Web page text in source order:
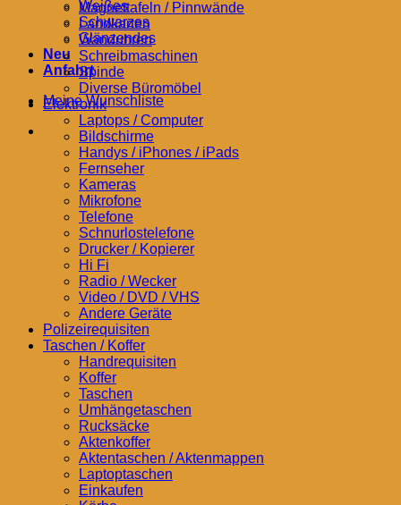
Weißes
Schwarzes
Glänzendes
Neu
Anfahrt
Meine Wunschliste
Magnettafeln / Pinnwände
Landkarten
Wanduhren
Schreibmaschinen
Spinde
Diverse Büromöbel
Elektronik
Laptops / Computer
Bildschirme
Handys / iPhones / iPads
Fernseher
Kameras
Mikrofone
Telefone
Schnurlostelefone
Drucker / Kopierer
Hi Fi
Radio / Wecker
Video / DVD / VHS
Andere Geräte
Polizeirequisiten
Taschen / Koffer
Handrequisiten
Koffer
Taschen
Umhängetaschen
Rucksäcke
Aktenkoffer
Aktentaschen / Aktenmappen
Laptoptaschen
Einkaufen